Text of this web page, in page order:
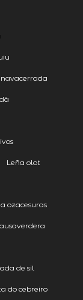
Leña olot
ozacesuras
de sil
do cebreiro